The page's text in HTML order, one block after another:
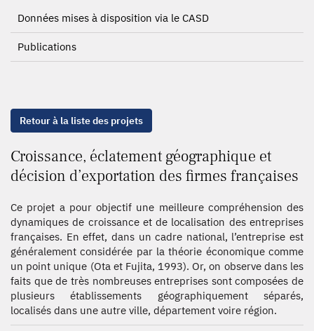
Données mises à disposition via le CASD
Publications
Retour à la liste des projets
Croissance, éclatement géographique et
décision d’exportation des firmes françaises
Ce projet a pour objectif une meilleure compréhension des
dynamiques de croissance et de localisation des entreprises
françaises. En effet, dans un cadre national, l’entreprise est
généralement considérée par la théorie économique comme
un point unique (Ota et Fujita, 1993). Or, on observe dans les
faits que de très nombreuses entreprises sont composées de
plusieurs établissements géographiquement séparés,
localisés dans une autre ville, département voire région.